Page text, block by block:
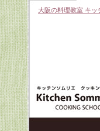
大阪の料理教室 キッ